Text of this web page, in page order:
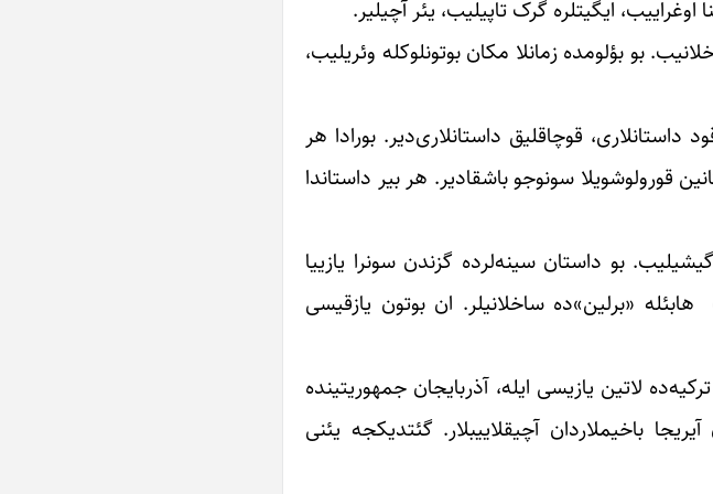
اوغراییب، ایگیتلره گرک تاپیلیب، یئر آچیلیر.
بو بؤلومده زمانلا مکان بوتونلوکله وئریلیب،
داستانلاری، قوچاقلیق داستانلاری‌دیر. بورادا هر
سونوجو باشقادیر. هر بیر داستاندا
بو داستان سینه‌لرده گزندن سونرا یازییا
«برلین»ده ساخلانیلر. ان بوتون یازقیسی
لاتین یازیسی ایله، آذربایجان جمهوریتینده
باخیملاردان آچیقلاییبلار. گئتدیکجه یئنی